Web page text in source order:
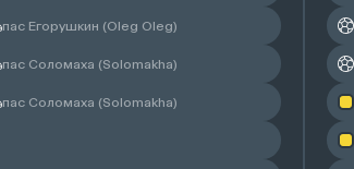
пас Егорушкин (Oleg Oleg)
пас Соломаха (Solomakha)
пас Соломаха (Solomakha)